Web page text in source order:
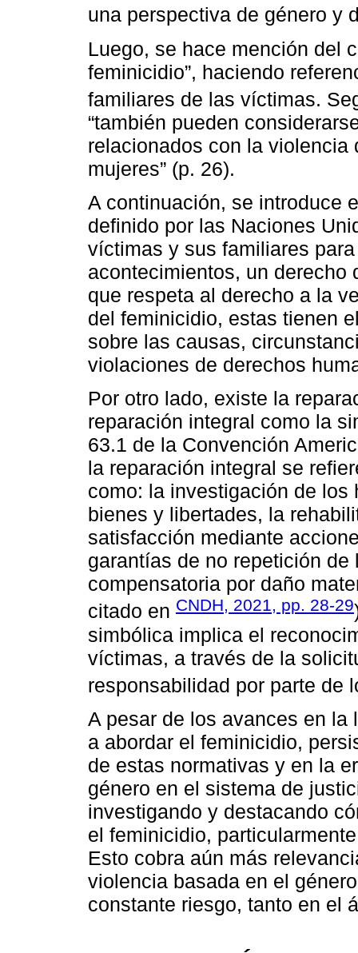
una perspectiva de género y
Luego, se hace mención del
feminicidio”, haciendo
familiares de las víctimas.
“también pueden
relacionados con la
mujeres” (p. 26).
A continuación, se introduce
definido por las Naciones
víctimas y sus familiares
acontecimientos, un derecho
que respeta al derecho a la
del feminicidio, estas tienen
sobre las causas,
violaciones de derechos
Por otro lado, existe la
reparación integral como la
63.1 de la Convención
la reparación integral se
como: la investigación de
bienes y libertades, la
satisfacción mediante
garantías de no repetición
compensatoria por daño
citado en CNDH, 2021, pp. 28-29
simbólica implica el
víctimas, a través de la
responsabilidad por parte de
A pesar de los avances en
a abordar el feminicidio,
de estas normativas y en la
género en el sistema de
investigando y destacando
el feminicidio,
Esto cobra aún más
violencia basada en el
constante riesgo, tanto en el